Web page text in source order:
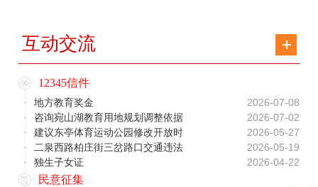
互动交流
12345信件
2026-07-08
地方教育奖金
2026-07-02
咨询宛山湖教育用地规划调整依据
2026-05-27
建议东亭体育运动公园修改开放时
2026-05-19
二泉西路柏庄街三岔路口交通违法
2026-04-22
独生子女证
民意征集